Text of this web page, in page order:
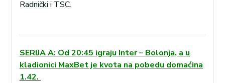
Radnički i TSC.
SERIJA A: Od 20:45 igraju Inter – Bolonja, a u
kladionici MaxBet je kvota na pobedu domaćina
1.42.